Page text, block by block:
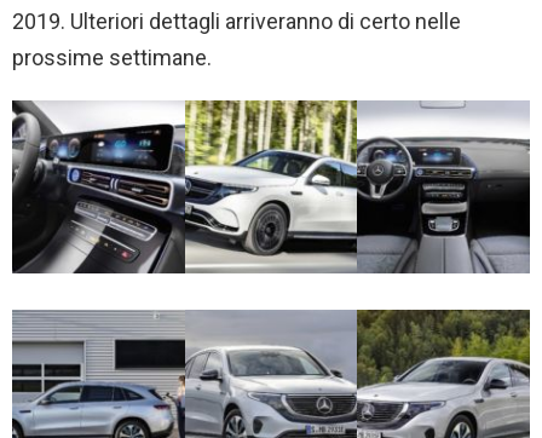
2019. Ulteriori dettagli arriveranno di certo nelle
prossime settimane.